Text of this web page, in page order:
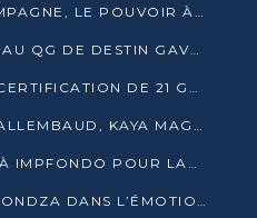
COUP D’ENVOI DE LA CAMPAGNE, LE POUVOIR À POINTE-NOIRE, L’OPPOSITION À OUESSO ET SIBITI
DES OUVRIERS TABASSÉS AU QG DE DESTIN GAVET À 24 HEURES DE L’OUVERTURE DE LA CAMPAGNE
AGL CONGO ENGAGE LA CERTIFICATION DE 21 GRUTIERS AUX NORMES INTERNATIONALES
DESTIN GAVET NOMME WALLEMBAUD, KAYA MAGANE, BOUDZIKA ET MBOUSSA-ELLAH AUX COMMANDES DE SA CAMPAGNE
DENIS SASSOU-NGUESSO À IMPFONDO POUR LANCER LE CORRIDOR 13
FIRMIN AYESSA INHUMÉ À ONDZA DANS L’ÉMOTION ET LE RECUEILLEMENT